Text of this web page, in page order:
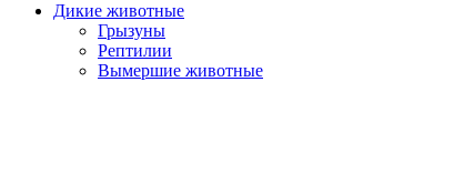
Дикие животные
Грызуны
Рептилии
Вымершие животные